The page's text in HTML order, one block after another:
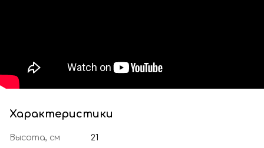
Характеристики
Высота, см
21